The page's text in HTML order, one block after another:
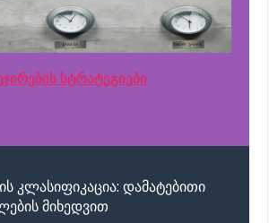
სტრატეგიები
კლასიფიკაცია: დამატებითი
მიხედვით